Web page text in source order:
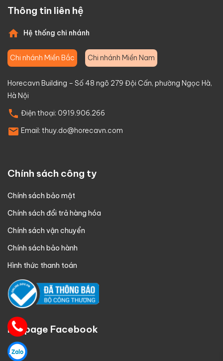
Thông tin liên hệ
Hệ thống chi nhánh
Chi nhánh Miền Bắc Chi nhánh Miền Nam
Horecavn Building – Số 48 ngõ 279 Đội Cấn, phường Ngọc Hà,
Hà Nội
Điện thoại: 0919.906.266
Email: thuy.do@horecavn.com
Chính sách công ty
Chính sách bảo mật
Chính sách đổi trả hàng hóa
Chính sách vận chuyển
Chính sách bảo hành
Hình thức thanh toán
Fanpage Facebook